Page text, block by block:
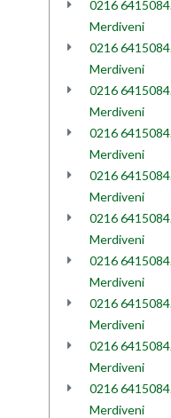
0216
Merdiveni
0216
Merdiveni
0216
Merdiveni
0216
Merdiveni
0216
Merdiveni
0216
Merdiveni
0216
Merdiveni
0216
Merdiveni
0216
Merdiveni
0216
Merdiveni